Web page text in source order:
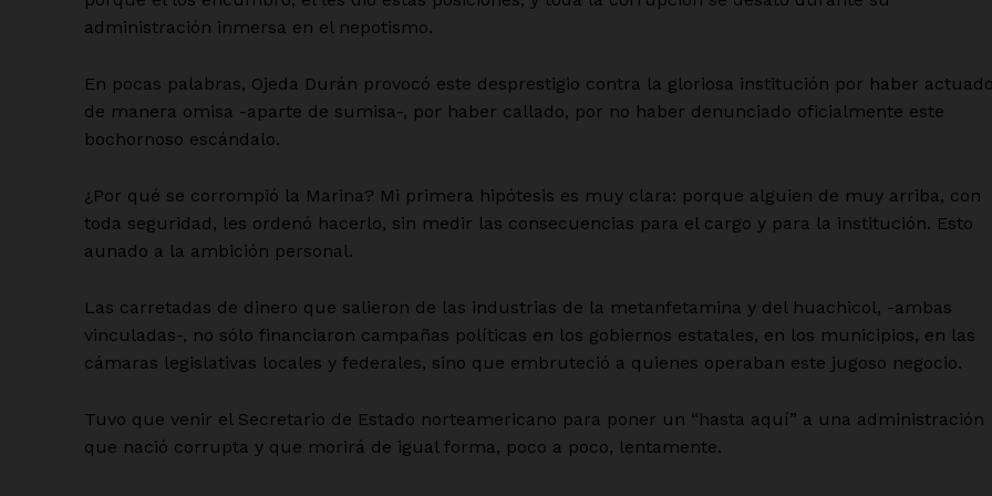
administración inmersa en el nepotismo.
En pocas palabras, Ojeda Durán provocó este desprestigio contra la gloriosa institución por haber
de manera omisa -aparte de sumisa-, por haber callado, por no haber denunciado oficialmente este
bochornoso escándalo.
¿Por qué se corrompió la Marina? Mi primera hipótesis es muy clara: porque alguien de muy arriba, con
toda seguridad, les ordenó hacerlo, sin medir las consecuencias para el cargo y para la institución. Esto
aunado a la ambición personal.
Las carretadas de dinero que salieron de las industrias de la metanfetamina y del huachicol, -ambas
vinculadas-, no sólo financiaron campañas políticas en los gobiernos estatales, en los municipios, en las
cámaras legislativas locales y federales, sino que embruteció a quienes operaban este jugoso negocio.
Tuvo que venir el Secretario de Estado norteamericano para poner un “hasta aquí” a una administración
que nació corrupta y que morirá de igual forma, poco a poco, lentamente.